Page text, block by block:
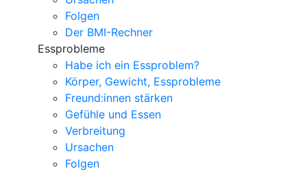
Folgen
Der BMI-Rechner
Essprobleme
Habe ich ein Essproblem?
Körper, Gewicht, Essprobleme
Freund:innen stärken
Gefühle und Essen
Verbreitung
Ursachen
Folgen